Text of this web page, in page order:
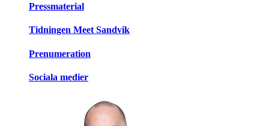
Pressmaterial
Tidningen Meet Sandvik
Prenumeration
Sociala medier